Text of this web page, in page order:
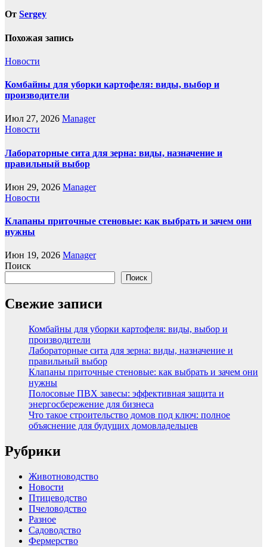
От Sergey
Похожая запись
Новости
Комбайны для уборки картофеля: виды, выбор и
производители
Июл 27, 2026 Manager
Новости
Лабораторные сита для зерна: виды, назначение и
правильный выбор
Июн 29, 2026 Manager
Новости
Клапаны приточные стеновые: как выбрать и зачем они
нужны
Июн 19, 2026 Manager
Поиск
Поиск
Свежие записи
Комбайны для уборки картофеля: виды, выбор и
производители
Лабораторные сита для зерна: виды, назначение и
правильный выбор
Клапаны приточные стеновые: как выбрать и зачем они
нужны
Полосовые ПВХ завесы: эффективная защита и
энергосбережение для бизнеса
Что такое строительство домов под ключ: полное
объяснение для будущих домовладельцев
Рубрики
Животноводство
Новости
Птицеводство
Пчеловодство
Разное
Садоводство
Фермерство